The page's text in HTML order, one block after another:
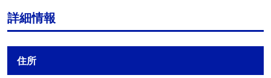
詳細情報
住所